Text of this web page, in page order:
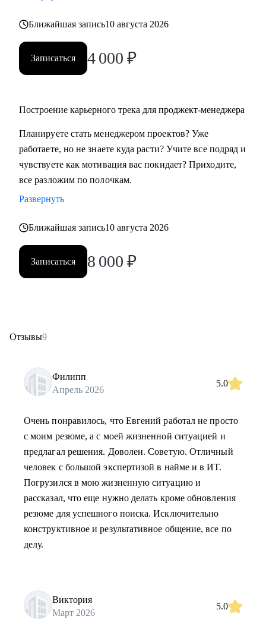
Ближайшая запись10 августа 2026
Записаться 4 000 ₽
Построение карьерного трека для проджект-менеджера
Планируете стать менеджером проектов? Уже
работаете, но не знаете куда расти? Учите все подряд и
чувствуете как мотивация вас покидает? Приходите,
все разложим по полочкам.
Развернуть
Ближайшая запись10 августа 2026
Записаться 8 000 ₽
Отзывы9
Филипп
Апрель 2026
5.0
Очень понравилось, что Евгений работал не просто
с моим резюме, а с моей жизненной ситуацией и
предлагал решения. Доволен. Советую. Отличный
человек с большой экспертизой в найме и в ИТ.
Погрузился в мою жизненную ситуацию и
рассказал, что еще нужно делать кроме обновления
резюме для успешного поиска. Исключительно
конструктивное и результативное общение, все по
делу.
Виктория
Март 2026
5.0